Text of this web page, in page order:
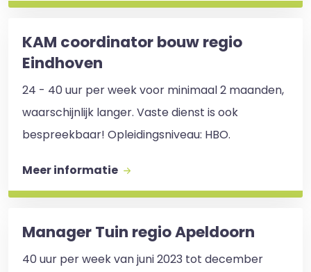
KAM coordinator bouw regio
Eindhoven
24 - 40 uur per week voor minimaal 2 maanden,
waarschijnlijk langer. Vaste dienst is ook
bespreekbaar! Opleidingsniveau: HBO.
Meer informatie
Manager Tuin regio Apeldoorn
40 uur per week van juni 2023 tot december